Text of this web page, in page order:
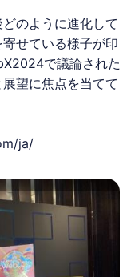
のように進化して
せている様子が印
で議論された
望に焦点を当てて
ja/